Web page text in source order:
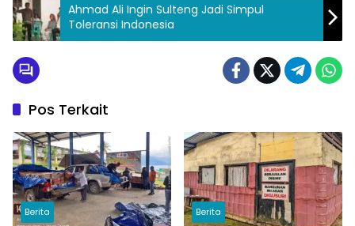
Ahmad Ali Ingin Sulteng Jadi Simpul
Toleransi Indonesia
Pos Terkait
Berita Berita